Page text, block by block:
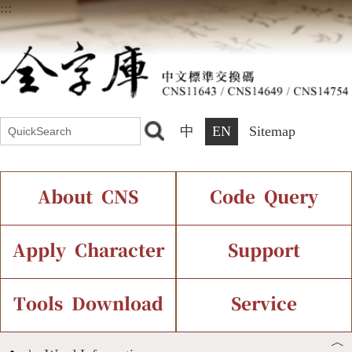
:::
中 EN Sitemap
About CNS
Introduction Current Status
Chinese Code Status
Code Query
IDS Query
Components Query
Apply Character
Application Process
Support
Font Instant Display
Tools Download Service
︿